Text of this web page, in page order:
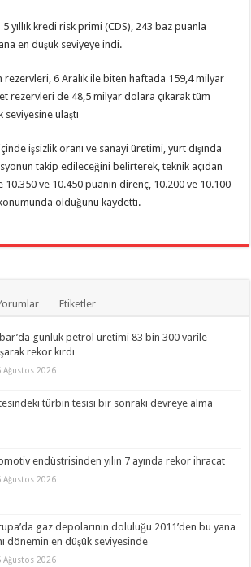
yıllık kredi risk primi (CDS), 243 baz puanla
en düşük seviyeye indi.
rezervleri, 6 Aralık ile biten haftada 159,4 milyar
rezervleri de 48,5 milyar dolara çıkarak tüm
seviyesine ulaştı
işsizlik oranı ve sanayi üretimi, yurt dışında
takip edileceğini belirterek, teknik açıdan
ve 10.450 puanın direnç, 10.200 ve 10.100
olduğunu kaydetti.
Etiketler
günlük petrol üretimi 83 bin 300 varile
rekor kırdı
Ağustos 2026
türbin tesisi bir sonraki devreye alma
endüstrisinden yılın 7 ayında rekor ihracat
Ağustos 2026
gaz depolarının doluluğu 2011’den bu yana
dönemin en düşük seviyesinde
Ağustos 2026